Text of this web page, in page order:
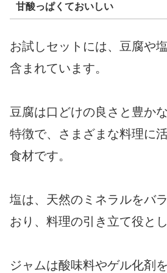
甘酸っぱくておいしい
お試しセットには、豆腐や
含まれています。
豆腐は口どけの良さと豊か
特徴で、さまざまな料理に
食材です。
塩は、天然のミネラルをバ
おり、料理の引き立て役と
ジャムは酸味料やゲル化剤